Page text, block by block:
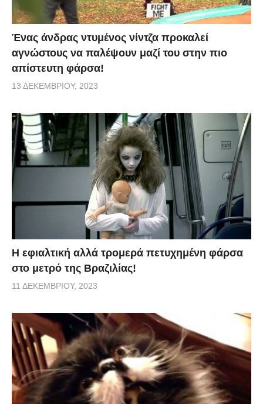
Ένας άνδρας ντυμένος νίντζα προκαλεί
αγνώστους να παλέψουν μαζί του στην πιο
απίστευτη φάρσα!
13 ΔΕΚΕΜΒΡΊΟΥ, 2023
H εφιαλτική αλλά τρομερά πετυχημένη φάρσα
στο μετρό της Βραζιλίας!
11 ΔΕΚΕΜΒΡΊΟΥ, 2023